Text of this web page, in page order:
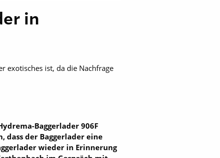
in
exotisches ist, da die Nachfrage
Baggerlader 906F
dass der Baggerlader eine
wieder in Erinnerung